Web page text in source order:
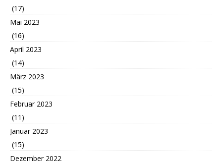
(17)
Mai 2023
(16)
April 2023
(14)
März 2023
(15)
Februar 2023
(11)
Januar 2023
(15)
Dezember 2022